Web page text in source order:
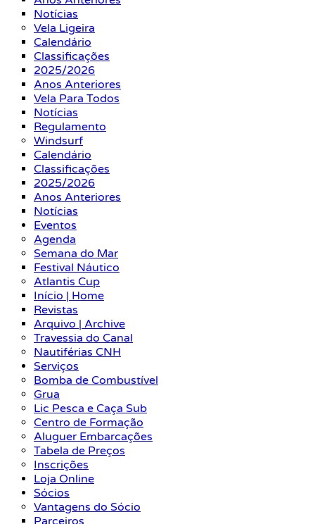
Notícias
Vela Ligeira
Calendário
Classificações
2025/2026
Anos Anteriores
Vela Para Todos
Notícias
Regulamento
Windsurf
Calendário
Classificações
2025/2026
Anos Anteriores
Notícias
Eventos
Agenda
Semana do Mar
Festival Náutico
Atlantis Cup
Início | Home
Revistas
Arquivo | Archive
Travessia do Canal
Nautiférias CNH
Serviços
Bomba de Combustível
Grua
Lic Pesca e Caça Sub
Centro de Formação
Aluguer Embarcações
Tabela de Preços
Inscrições
Loja Online
Sócios
Vantagens do Sócio
Parceiros